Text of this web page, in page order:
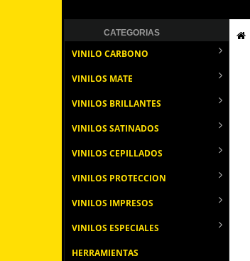
CATEGORIAS
VINILO CARBONO
VINILOS MATE
VINILOS BRILLANTES
VINILOS SATINADOS
VINILOS CEPILLADOS
VINILOS PROTECCION
VINILOS IMPRESOS
VINILOS ESPECIALES
HERRAMIENTAS